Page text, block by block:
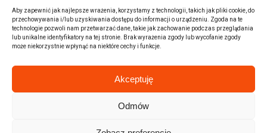
Aby zapewnić jak najlepsze wrażenia, korzystamy z technologii, takich jak pliki cookie, do
przechowywania i/lub uzyskiwania dostępu do informacji o urządzeniu. Zgoda na te
technologie pozwoli nam przetwarzać dane, takie jak zachowanie podczas przeglądania
lub unikalne identyfikatory na tej stronie. Brak wyrażenia zgody lub wycofanie zgody
może niekorzystnie wpłynąć na niektóre cechy i funkcje.
Akceptuję
Odmów
Auta z USA Rzeszów
Auta z USA Białystok
Auta z USA Kraków
Marki samochodów
Sprzedam BMW
Wszystkie marki samochodów